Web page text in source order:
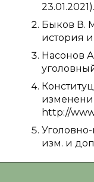
23.01.2021).
Быков В.
история
Насонов
http://
изм. и